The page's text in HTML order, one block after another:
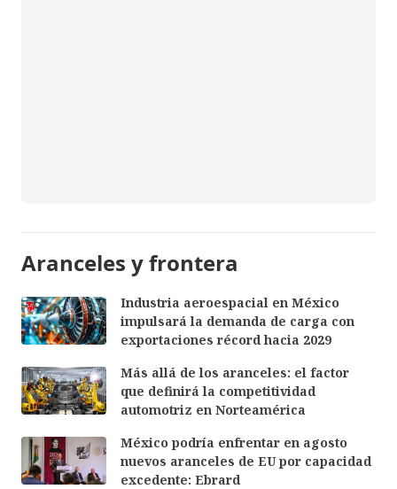
Aranceles y frontera
Industria aeroespacial en México
impulsará la demanda de carga con
exportaciones récord hacia 2029
Más allá de los aranceles: el factor
que definirá la competitividad
automotriz en Norteamérica
México podría enfrentar en agosto
nuevos aranceles de EU por capacidad
excedente: Ebrard